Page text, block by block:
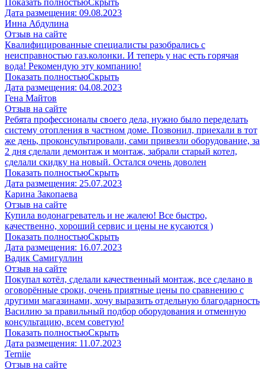
Показать полностьюСкрыть
Дата размещения: 09.08.2023
Инна Абдулина
Отзыв на сайте
Квалифицированные специалисты разобрались с
неисправностью газ.колонки. И теперь у нас есть горячая
вода! Рекомендую эту компанию!
Показать полностьюСкрыть
Дата размещения: 04.08.2023
​Гена Майтов
Отзыв на сайте
Ребята профессионалы своего дела, нужно было переделать
систему отопления в частном доме. Позвонил, приехали в тот
же день, проконсультировали, сами привезли оборудование, за
2 дня сделали демонтаж и монтаж, забрали старый котел,
сделали скидку на новый. Остался очень доволен
Показать полностьюСкрыть
Дата размещения: 25.07.2023
Карина Закопаева
Отзыв на сайте
Купила водонагреватель и не жалею! Все быстро,
качественно, хороший сервис и цены не кусаются )
Показать полностьюСкрыть
Дата размещения: 16.07.2023
Вадик Самигуллин
Отзыв на сайте
Покупал котёл, сделали качественный монтаж, все сделано в
оговорённые сроки, очень приятные цены по сравнению с
другими магазинами, хочу выразить отдельную благодарность
Василию за правильный подбор оборудования и отменную
консультацию, всем советую!
Показать полностьюСкрыть
Дата размещения: 11.07.2023
​Terniie​
Отзыв на сайте